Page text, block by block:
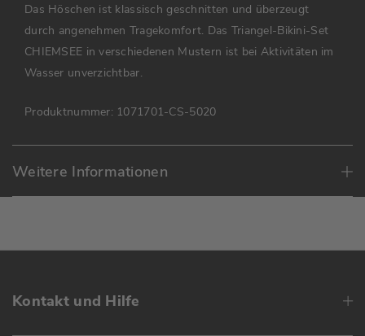
Das Höschen ist klassisch geschnitten und überzeugt
durch angenehmen Tragekomfort. Das Triangel-Bikini-Set
CHIEMSEE in verschiedenen Mustern ist bei Aktivitäten im
Wasser unverzichtbar.
Produktnummer: 1071701-CS-5020
Weitere Informationen
Kontakt und Hilfe